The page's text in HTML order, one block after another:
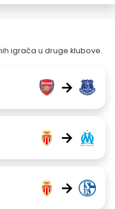
igrača u druge klubove.
→
→
→